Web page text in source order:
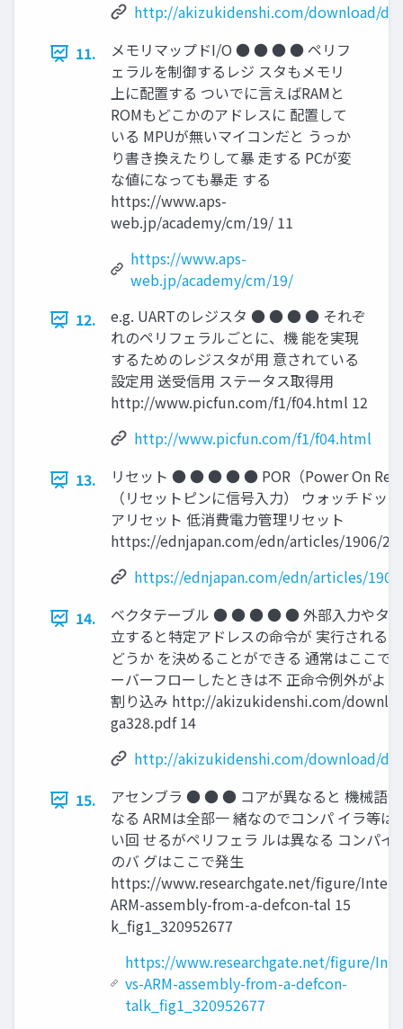
http://akizukidenshi.com/download/
11.
メモリマップドI/O ● ● ● ● ペリフ
ェラルを制御するレジ スタもメモリ
上に配置する ついでに言えばRAMと
ROMもどこかのアドレスに 配置して
いる MPUが無いマイコンだと うっか
り書き換えたりして暴 走する PCが変
な値になっても暴走 する
https://www.aps-
web.jp/academy/cm/19/ 11
https://www.aps-
web.jp/academy/cm/19/
12.
e.g. UARTのレジスタ ● ● ● ● それぞ
れのペリフェラルごとに、機 能を実現
するためのレジスタが用 意されている
設定用 送受信用 ステータス取得用
http://www.picfun.com/f1/f04.html 12
http://www.picfun.com/f1/f04.html
13.
リセット ● ● ● ● ● POR（Power On
（リセットピンに信号入力） ウォッチドッ
アリセット 低消費電力管理リセット
https://ednjapan.com/edn/articles/1906/
https://ednjapan.com/edn/articles/
14.
ベクタテーブル ● ● ● ● ● 外部入力やタイ
立すると特定アドレスの命令が 実行される
どうか を決めることができる 通常はここで
ーバーフローしたときは不 正命令例外がよ
割り込み http://akizukidenshi.com/
ga328.pdf 14
http://akizukidenshi.com/download/
15.
アセンブラ ● ● ● コアが異なると 機械語
なる ARMは全部一 緒なのでコンパ イラ等は
い回 せるがペリフェラ ルは異なる コンパイ
のバ グはここで発生
https://www.researchgate.net/figure/Intel-
ARM-assembly-from-a-defcon-tal 15
k_fig1_320952677
https://www.researchgate.net/figure/
vs-ARM-assembly-from-a-defcon-
talk_fig1_320952677